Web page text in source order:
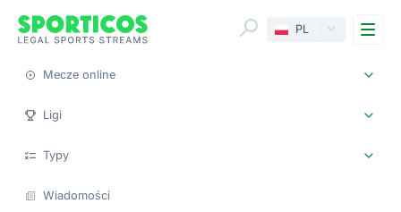
PL
Mecze online
Ligi
Typy
Wiadomości